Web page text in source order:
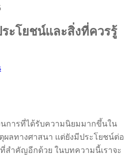
ะโยชน์และสิ่งที่ควรรู้
การที่ได้รับความนิยมมากขึ้นใน
ผลทางศาสนา แต่ยังมีประโยชน์ต่อ
สำคัญอีกด้วย ในบทความนี้เราจะ